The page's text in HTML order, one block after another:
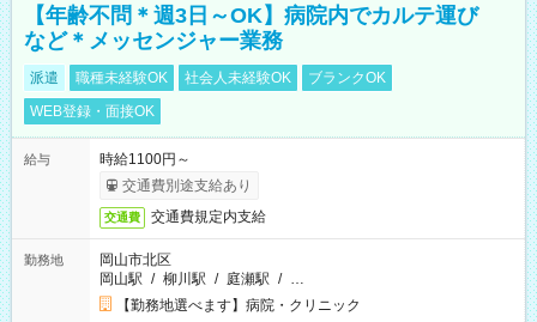
【年齢不問＊週3日～OK】病院内でカルテ運び
など＊メッセンジャー業務
派遣 職種未経験OK 社会人未経験OK
ブランクOK
WEB登録・面接OK
給与
時給1100円～
交通費別途支給あり
交通費 交通費規定内支給
勤務地
岡山市北区
岡山駅 / 柳川駅 / 庭瀬駅 / …
【勤務地選べます】病院・クリニック